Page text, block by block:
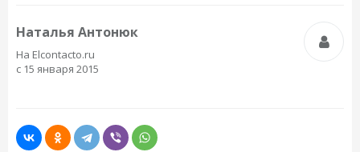
Наталья Антонюк
На Elcontacto.ru
с 15 января 2015